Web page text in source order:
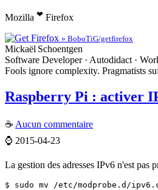
Mozilla ❤ Firefox
» BoboTiG/getfirefox
Mickaël Schoentgen
Software Developer · Autodidact ·
Fools ignore complexity. Pragmatists
Raspberry Pi : activer
☕ Aucun commentaire
⌚ 2015-04-23
La gestion des adresses IPv6 n'est pas
$ sudo mv /etc/modprobe.d/